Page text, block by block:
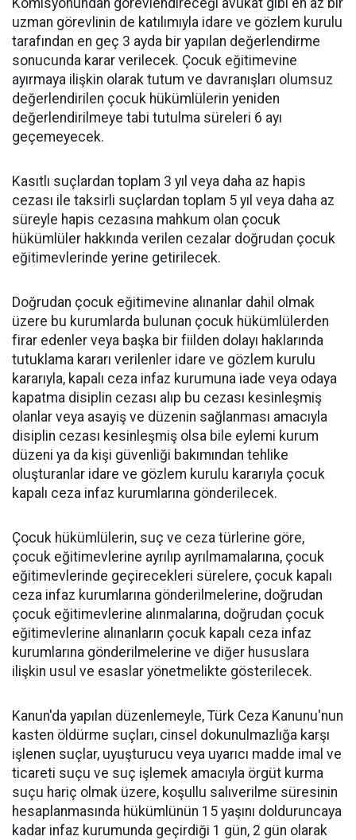
uzman görevlinin de katılımıyla idare ve gözlem kurulu
tarafından en geç 3 ayda bir yapılan değerlendirme
sonucunda karar verilecek. Çocuk eğitimevine
ayırmaya ilişkin olarak tutum ve davranışları olumsuz
değerlendirilen çocuk hükümlülerin yeniden
değerlendirilmeye tabi tutulma süreleri 6 ayı
geçemeyecek.
Kasıtlı suçlardan toplam 3 yıl veya daha az hapis
cezası ile taksirli suçlardan toplam 5 yıl veya daha az
süreyle hapis cezasına mahkum olan çocuk
hükümlüler hakkında verilen cezalar doğrudan çocuk
eğitimevlerinde yerine getirilecek.
Doğrudan çocuk eğitimevine alınanlar dahil olmak
üzere bu kurumlarda bulunan çocuk hükümlülerden
firar edenler veya başka bir fiilden dolayı haklarında
tutuklama kararı verilenler idare ve gözlem kurulu
kararıyla, kapalı ceza infaz kurumuna iade veya odaya
kapatma disiplin cezası alıp bu cezası kesinleşmiş
olanlar veya asayiş ve düzenin sağlanması amacıyla
disiplin cezası kesinleşmiş olsa bile eylemi kurum
düzeni ya da kişi güvenliği bakımından tehlike
oluşturanlar idare ve gözlem kurulu kararıyla çocuk
kapalı ceza infaz kurumlarına gönderilecek.
Çocuk hükümlülerin, suç ve ceza türlerine göre,
çocuk eğitimevlerine ayrılıp ayrılmamalarına, çocuk
eğitimevlerinde geçirecekleri sürelere, çocuk kapalı
ceza infaz kurumlarına gönderilmelerine, doğrudan
çocuk eğitimevlerine alınmalarına, doğrudan çocuk
eğitimevlerine alınanların çocuk kapalı ceza infaz
kurumlarına gönderilmelerine ve diğer hususlara
ilişkin usul ve esaslar yönetmelikte gösterilecek.
Kanun'da yapılan düzenlemeyle, Türk Ceza Kanunu'nun
kasten öldürme suçları, cinsel dokunulmazlığa karşı
işlenen suçlar, uyuşturucu veya uyarıcı madde imal ve
ticareti suçu ve suç işlemek amacıyla örgüt kurma
suçu hariç olmak üzere, koşullu salıverilme süresinin
hesaplanmasında hükümlünün 15 yaşını dolduruncaya
kadar infaz kurumunda geçirdiği 1 gün, 2 gün olarak